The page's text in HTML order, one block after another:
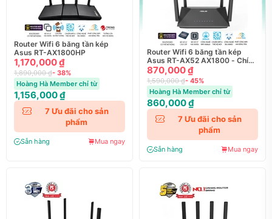
Router Wifi 6 băng tần kép
Asus RT-AX1800HP
1,170,000 ₫
1,890,000 ₫- 38%
Hoàng Hà Member chỉ từ
1,156,000 ₫
7 Ưu đãi cho sản
phẩm
Sẵn hàng Mua ngay
Router Wifi 6 băng tần kép
Asus RT-AX52 AX1800 - Chính
hãng
870,000 ₫
1,590,000 ₫- 45%
Hoàng Hà Member chỉ từ
860,000 ₫
7 Ưu đãi cho sản
phẩm
Sẵn hàng Mua ngay